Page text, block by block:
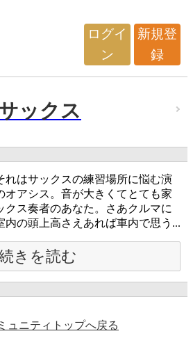
ログイ
ン
新規登
録
ックス
れはサックスの練習場所に悩む演
オアシス。音が大きくてとても家
クス奏者のあなた。さあクルマに
内の頭上高さえあれば車内で思う...
きを読む
ュニティトップへ戻る